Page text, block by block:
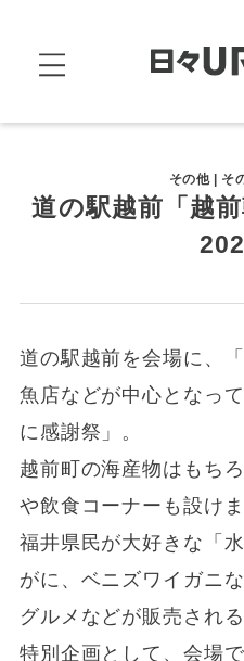
その他 | そ
道の駅越前「越
道の駅越前を会場に、
魚店などが中心となっ
に感謝祭」。
越前町の海産物はもち
や飲食コーナーも設けま
福井県民が大好きな「
がに、ベニズワイガニ
グルメなどが販売される
特別企画として、会場